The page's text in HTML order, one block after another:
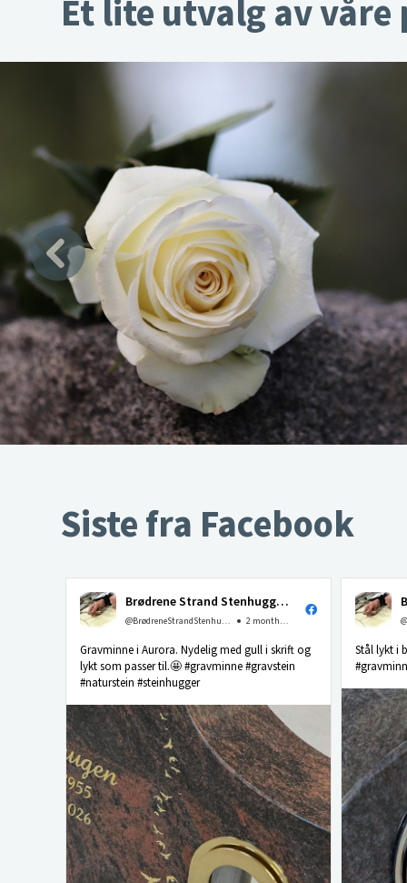
Et lite utvalg av
Siste fra Facebook
Brødrene Strand Stenhuggeri as
@BrødreneStrandStenhuggerias 2 months ago
Gravminne i Aurora. Nydelig med gull i skrift og
lykt som passer til.🤩 #gravminne #gravstein
#naturstein #steinhugger
Stål lykt i